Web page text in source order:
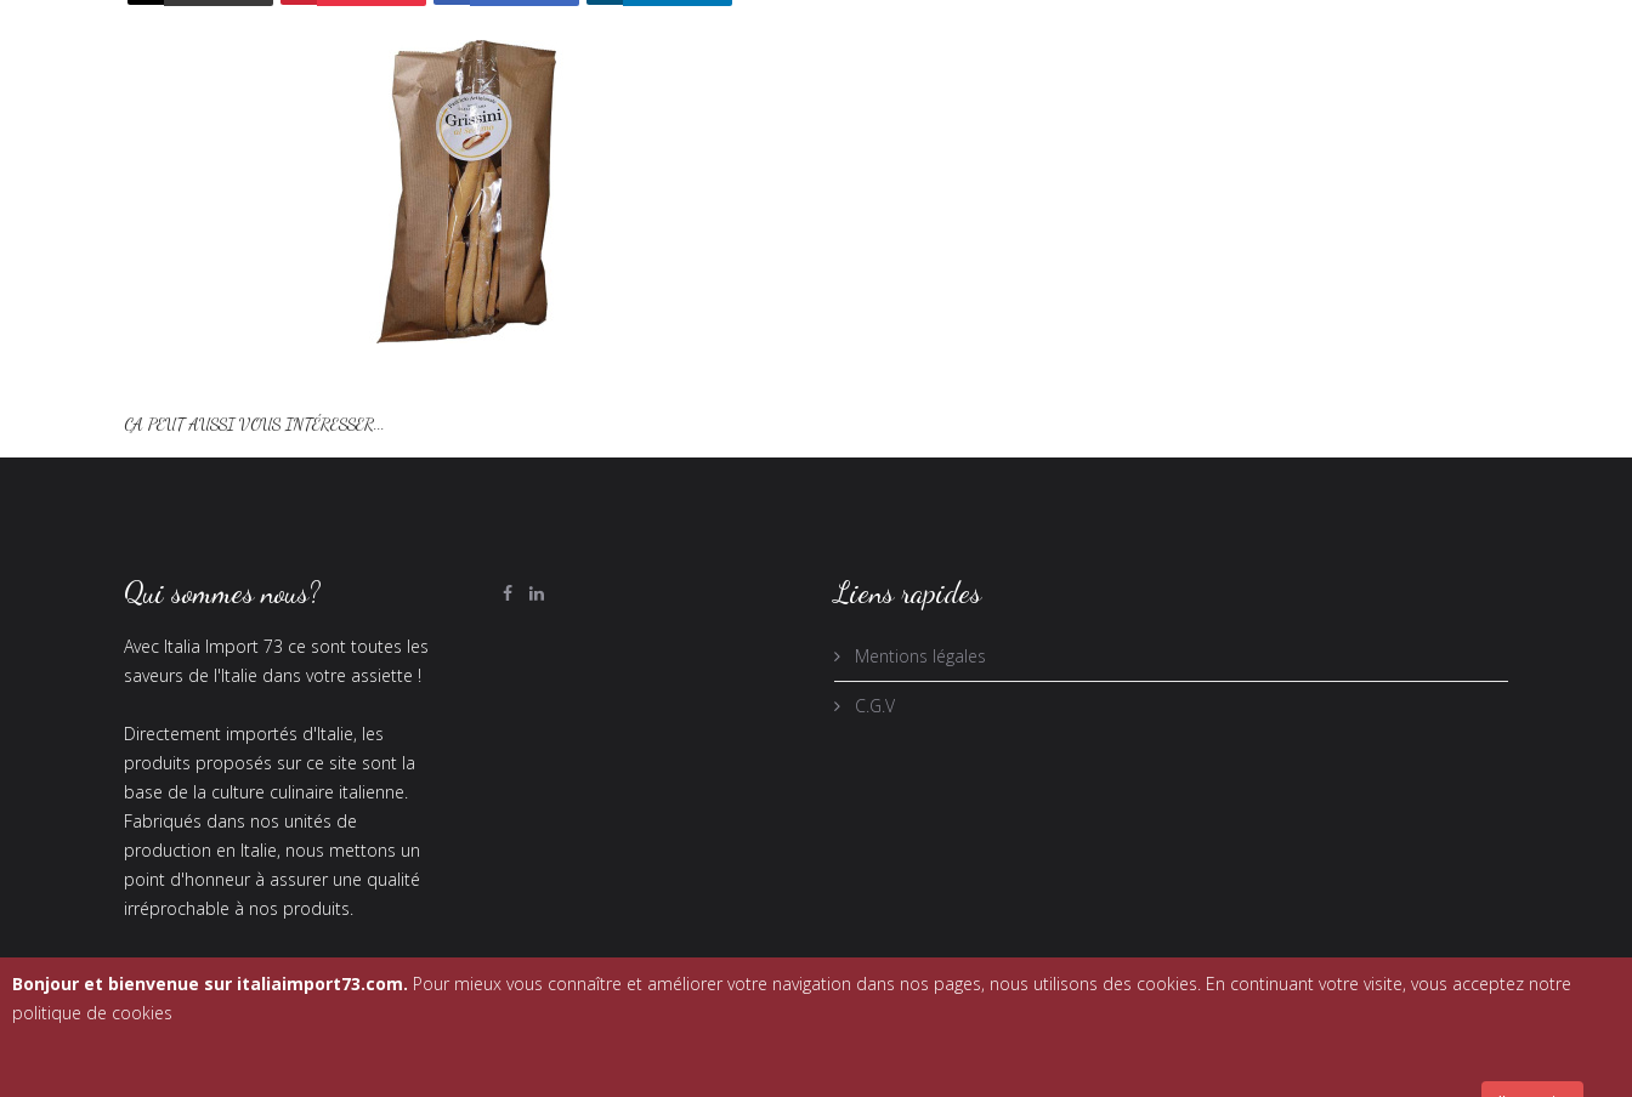
ÇA PEUT AUSSI VOUS INTÉRESSER...
Qui sommes nous?
Avec Italia Import 73 ce sont toutes les
saveurs de l'Italie dans votre assiette !
Directement importés d'Italie, les
produits proposés sur ce site sont la
base de la culture culinaire italienne.
Fabriqués dans nos unités de
production en Italie, nous mettons un
point d'honneur à assurer une qualité
irréprochable à nos produits.
Liens rapides
Mentions légales
C.G.V
Bonjour et bienvenue sur italiaimport73.com. Pour mieux vous connaître et améliorer votre navigation dans nos pages, nous utilisons des cookies. En continuant votre visite, vous acceptez notre
politique de cookies